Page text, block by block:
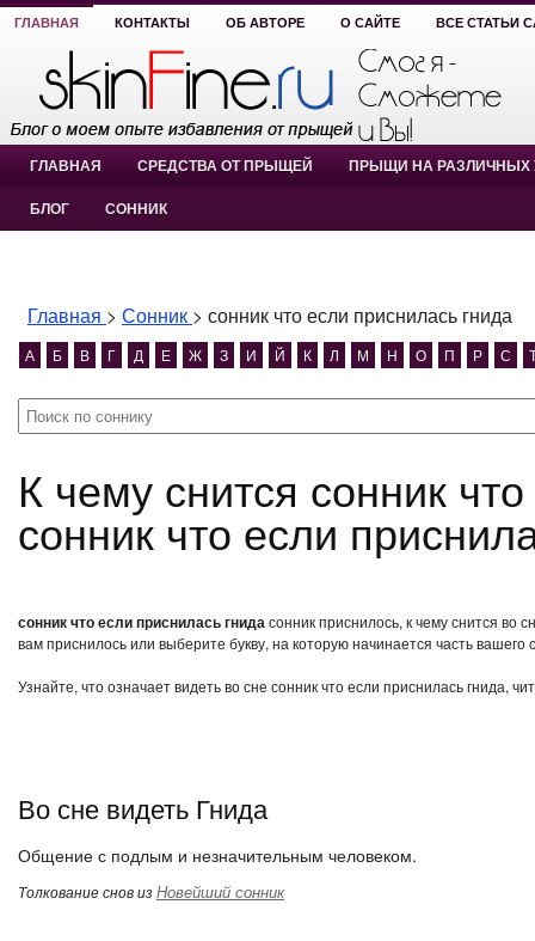
ГЛАВНАЯ КОНТАКТЫ ОБ АВТОРЕ О САЙТЕ ВСЕ СТАТЬИ
ГЛАВНАЯ СРЕДСТВА ОТ ПРЫЩЕЙ ПРЫЩИ НА РАЗЛИЧНЫХ
БЛОГ СОННИК
Главная > Сонник > сонник что если приснилась гнида
А Б В Г Д Е Ж З И Й К Л М Н О П Р С
К чему снится сонник что если приснилась гнида?
сонник что если
сонник что если приснилась гнидасонник приснилось, к чему снится во
вам приснилось или выберите букву, на которую начинается часть вашего
Узнайте, что означает видеть во сне сонник что если приснилась гнида,
Во сне видеть Гнида
Общение с подлым и незначительным человеком.
Толкование снов изНовейший сонник